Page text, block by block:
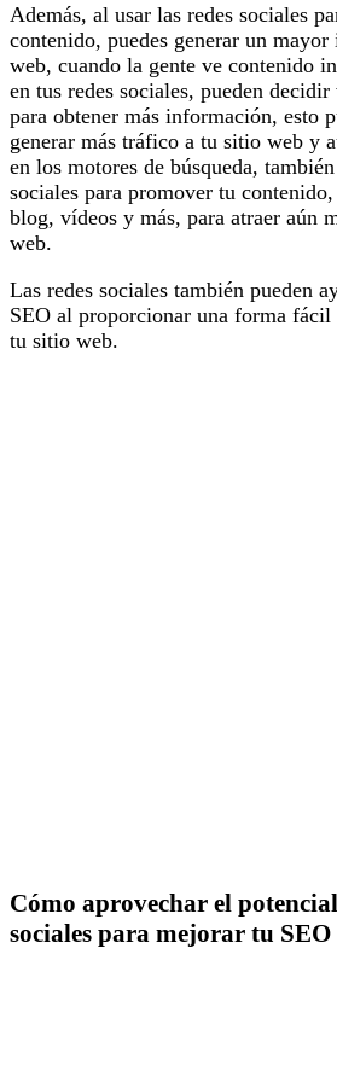
Además, al usar las redes sociales
contenido, puedes generar un
web, cuando la gente ve contenido
en tus redes sociales, pueden
para obtener más información, esto
generar más tráfico a tu sitio web y
en los motores de búsqueda,
sociales para promover tu
blog, vídeos y más, para atraer aún
web.
Las redes sociales también pueden
SEO al proporcionar una forma fácil
tu sitio web.
Cómo aprovechar el
sociales para mejorar tu SEO